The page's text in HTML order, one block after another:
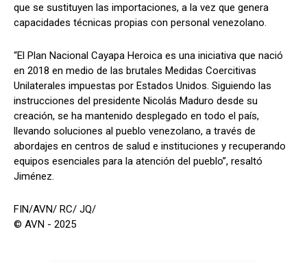
que se sustituyen las importaciones, a la vez que genera
capacidades técnicas propias con personal venezolano.
“El Plan Nacional Cayapa Heroica es una iniciativa que nació
en 2018 en medio de las brutales Medidas Coercitivas
Unilaterales impuestas por Estados Unidos. Siguiendo las
instrucciones del presidente Nicolás Maduro desde su
creación, se ha mantenido desplegado en todo el país,
llevando soluciones al pueblo venezolano, a través de
abordajes en centros de salud e instituciones y recuperando
equipos esenciales para la atención del pueblo”, resaltó
Jiménez.
FIN/AVN/ RC/ JQ/
© AVN - 2025